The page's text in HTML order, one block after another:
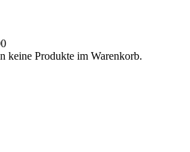
keine Produkte im Warenkorb.